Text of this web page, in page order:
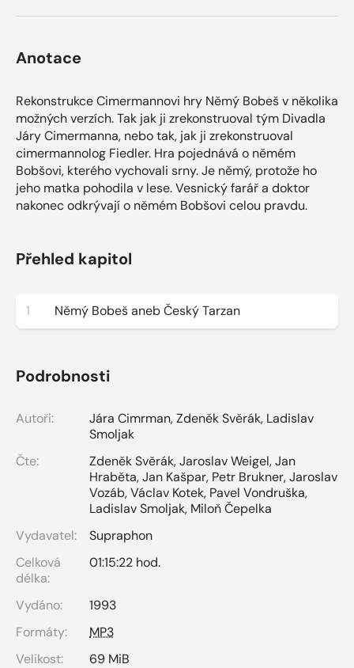
Anotace
Rekonstrukce Cimermannovi hry Němý Bobeš v několika
možných verzích. Tak jak ji zrekonstruoval tým Divadla
Járy Cimermanna, nebo tak, jak ji zrekonstruoval
cimermannolog Fiedler. Hra pojednává o němém
Bobšovi, kterého vychovali srny. Je němý, protože ho
jeho matka pohodila v lese. Vesnický farář a doktor
nakonec odkrývají o němém Bobšovi celou pravdu.
Přehled kapitol
1 Němý Bobeš aneb Český Tarzan
Podrobnosti
Autoři: Jára Cimrman,Zdeněk Svěrák, Ladislav
Smoljak
Čte:
Zdeněk Svěrák,Jaroslav Weigel,Jan
Hraběta,Jan Kašpar, Petr Brukner,Jaroslav
Vozáb,Václav Kotek, Pavel Vondruška,
Ladislav Smoljak, Miloň Čepelka
Vydavatel:
Supraphon
Celková
délka:
01:15:22 hod.
Vydáno:
1993
Formáty:
MP3
Velikost:
69 MiB